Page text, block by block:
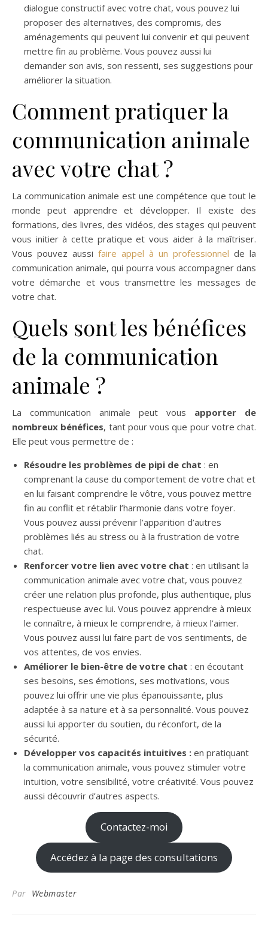
dialogue constructif avec votre chat, vous pouvez lui
proposer des alternatives, des compromis, des
aménagements qui peuvent lui convenir et qui peuvent
mettre fin au problème. Vous pouvez aussi lui
demander son avis, son ressenti, ses suggestions pour
améliorer la situation.
Comment pratiquer la
communication animale
avec votre chat ?
La communication animale est une compétence que tout le
monde peut apprendre et développer. Il existe des
formations, des livres, des vidéos, des stages qui peuvent
vous initier à cette pratique et vous aider à la maîtriser.
Vous pouvez aussi faire appel à un professionnel de la
communication animale, qui pourra vous accompagner dans
votre démarche et vous transmettre les messages de
votre chat.
Quels sont les bénéfices
de la communication
animale ?
La communication animale peut vous apporter de
nombreux bénéfices, tant pour vous que pour votre chat.
Elle peut vous permettre de :
Résoudre les problèmes de pipi de chat : en
comprenant la cause du comportement de votre chat et
en lui faisant comprendre le vôtre, vous pouvez mettre
fin au conflit et rétablir l’harmonie dans votre foyer.
Vous pouvez aussi prévenir l’apparition d’autres
problèmes liés au stress ou à la frustration de votre
chat.
Renforcer votre lien avec votre chat : en utilisant la
communication animale avec votre chat, vous pouvez
créer une relation plus profonde, plus authentique, plus
respectueuse avec lui. Vous pouvez apprendre à mieux
le connaître, à mieux le comprendre, à mieux l’aimer.
Vous pouvez aussi lui faire part de vos sentiments, de
vos attentes, de vos envies.
Améliorer le bien-être de votre chat : en écoutant
ses besoins, ses émotions, ses motivations, vous
pouvez lui offrir une vie plus épanouissante, plus
adaptée à sa nature et à sa personnalité. Vous pouvez
aussi lui apporter du soutien, du réconfort, de la
sécurité.
Développer vos capacités intuitives : en pratiquant
la communication animale, vous pouvez stimuler votre
intuition, votre sensibilité, votre créativité. Vous pouvez
aussi découvrir d’autres aspects.
Contactez-moi
Accédez à la page des consultations
Par Webmaster